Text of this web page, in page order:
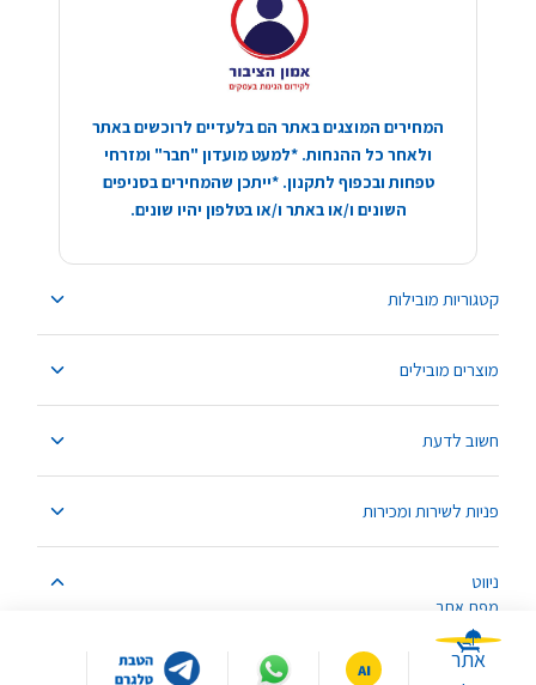
קטגוריות מובילות
מוצרים מובילים
חשוב לדעת
פניות לשירות ומכירות
ניווט
מפת אתר
המחירים המוצגים באתר הם בלעדיים לרוכשים באתר
ולאחר כל ההנחות. *למעט מועדון "חבר" ומזרחי
טפחות ובכפוף לתקנון. *ייתכן שהמחירים בסניפים
השונים ו/או באתר ו/או בטלפון יהיו שונים.
אתר